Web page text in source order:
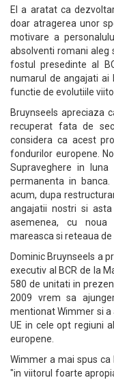
El a aratat ca
doar atragerea unor
motivare a
absolventi romani aleg
fostul presedinte al
numarul de angajati ai
functie de evolutiile
Bruynseels apreciaza
recuperat fata de
considera ca acest
fondurilor europene.
Supraveghere in
permanenta in
acum, dupa
angajatii nostri si
asemenea, cu noua
mareasca si reteaua de
Dominic Bruynseels a
executiv al BCR de la
580 de unitati in
2009 vrem sa
mentionat Wimmer si a
UE in cele opt regiuni
europene.
Wimmer a mai spus ca
"in viitorul foarte